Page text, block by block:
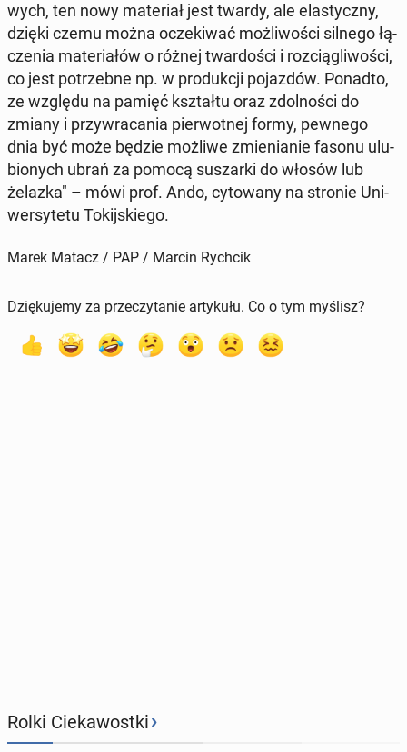
wych, ten nowy ma­te­riał jest twardy, ale ela­stycz­ny,
dzięki czemu można ocze­ki­wać moż­li­wo­ści silnego łą­
cze­nia ma­te­ria­łów o różnej twar­do­ści i roz­cią­gli­wo­ści,
co jest po­trzeb­ne np. w pro­duk­cji po­jaz­dów. Ponadto,
ze względu na pamięć kształ­tu oraz zdol­no­ści do
zmiany i przy­wra­ca­nia pier­wot­nej formy, pewnego
dnia być może będzie możliwe zmie­nia­nie fasonu ulu­
bio­nych ubrań za pomocą su­szar­ki do włosów lub
żelazka" – mówi prof. Ando, cy­to­wa­ny na stronie Uni­
wer­sy­te­tu To­kij­skie­go.
Marek Matacz / PAP / Marcin Rychcik
Dziękujemy za przeczytanie artykułu. Co o tym myślisz?
Rolki Ciekawostki›